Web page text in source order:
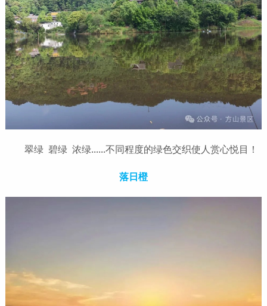
翠绿 碧绿 浓绿......不同程度的绿色交织使人赏心悦目！
落日橙